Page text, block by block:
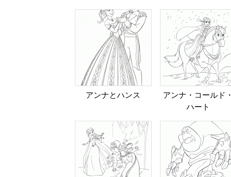
アンナとハンス
アンナ・コールド・
ハート